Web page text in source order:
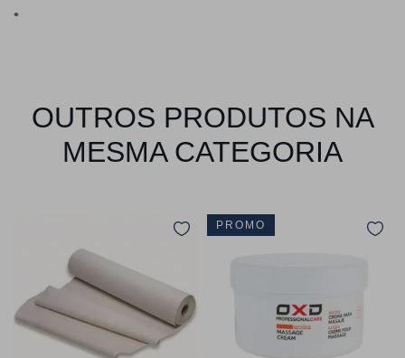
•
OUTROS PRODUTOS NA
MESMA CATEGORIA
PROMO